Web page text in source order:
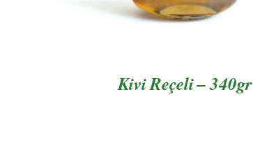
Kivi Reçeli – 340gr